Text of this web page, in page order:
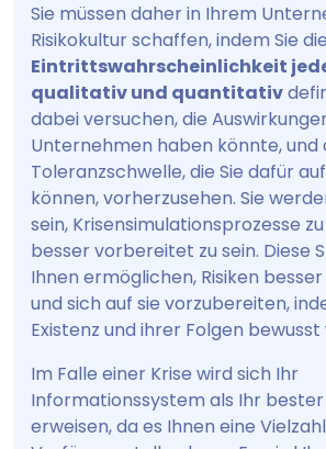
Sie müssen daher in Ihrem
Risikokultur schaffen, indem Sie die
Eintrittswahrscheinlichkeit
qualitativ und quantitativ
dabei versuchen, die
Unternehmen haben könnte, und
Toleranzschwelle, die Sie dafür
können, vorherzusehen. Sie
sein, Krisensimulationsprozesse
besser vorbereitet zu sein. Diese
Ihnen ermöglichen, Risiken
und sich auf sie vorzubereiten,
Existenz und ihrer Folgen
Im Falle einer Krise wird sich Ihr
Informationssystem als Ihr
erweisen, da es Ihnen eine